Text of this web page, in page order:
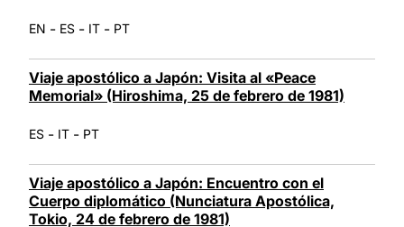
EN - ES - IT - PT
Viaje apostólico a Japón: Visita al «Peace
Memorial» (Hiroshima, 25 de febrero de 1981)
ES - IT - PT
Viaje apostólico a Japón: Encuentro con el
Cuerpo diplomático (Nunciatura Apostólica,
Tokio, 24 de febrero de 1981)